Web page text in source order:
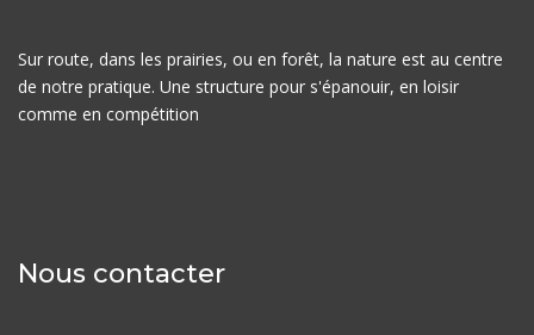
Sur route, dans les prairies, ou en forêt, la nature est au centre
de notre pratique. Une structure pour s'épanouir, en loisir
comme en compétition
Nous contacter